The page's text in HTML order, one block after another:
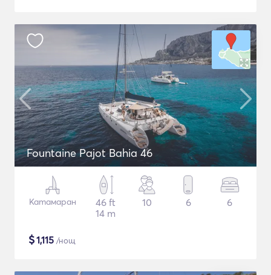
Fountaine Pajot Bahia 46
Катамаран
46 ft
14 m
10 6 6
$1,115 /нощ